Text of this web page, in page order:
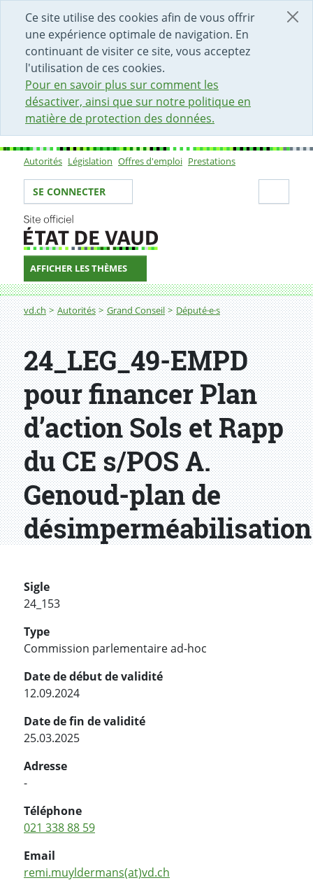
Ce site utilise des cookies afin de vous offrir
une expérience optimale de navigation. En
continuant de visiter ce site, vous acceptez
l'utilisation de ces cookies.
Pour en savoir plus sur comment les
désactiver, ainsi que sur notre politique en
matière de protection des données.
DÉBUT DU CONTENU DE LA PAGE
ACCÈS AU CHAMP DE RECHERCHE
PAGE D'ACCUEIL
FORMULAIRE DE CONTACT
Sous-navigation
Autorités Législation Offres d'emploi Prestations
Votre identité
SE CONNECTER
AFFICHER LES THÈMES
Fil d'Ariane
vd.ch Autorités Grand Conseil Député·e·s
24_LEG_49-EMPD
pour financer Plan
d’action Sols et Rapp
du CE s/POS A.
Genoud-plan de
désimperméabilisation
Sigle
24_153
Type
Commission parlementaire ad-hoc
Date de début de validité
12.09.2024
Date de fin de validité
25.03.2025
Adresse
-
Téléphone
021 338 88 59
Email
remi.muyldermans(at)vd.ch